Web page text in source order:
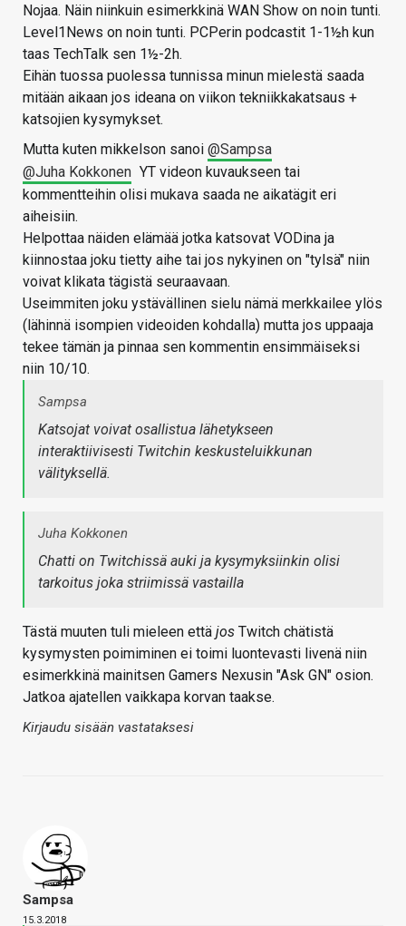
Nojaa. Näin niinkuin esimerkkinä WAN Show on noin tunti.
Level1News on noin tunti. PCPerin podcastit 1-1½h kun
taas TechTalk sen 1½-2h.
Eihän tuossa puolessa tunnissa minun mielestä saada
mitään aikaan jos ideana on viikon tekniikkakatsaus +
katsojien kysymykset.
Mutta kuten mikkelson sanoi @Sampsa
@Juha Kokkonen YT videon kuvaukseen tai
kommentteihin olisi mukava saada ne aikatägit eri
aiheisiin.
Helpottaa näiden elämää jotka katsovat VODina ja
kiinnostaa joku tietty aihe tai jos nykyinen on "tylsä" niin
voivat klikata tägistä seuraavaan.
Useimmiten joku ystävällinen sielu nämä merkkailee ylös
(lähinnä isompien videoiden kohdalla) mutta jos uppaaja
tekee tämän ja pinnaa sen kommentin ensimmäiseksi
niin 10/10.
Sampsa
Katsojat voivat osallistua lähetykseen
interaktiivisesti Twitchin keskusteluikkunan
välityksellä.
Juha Kokkonen
Chatti on Twitchissä auki ja kysymyksiinkin olisi
tarkoitus joka striimissä vastailla
Tästä muuten tuli mieleen että jos Twitch chätistä
kysymysten poimiminen ei toimi luontevasti livenä niin
esimerkkinä mainitsen Gamers Nexusin "Ask GN" osion.
Jatkoa ajatellen vaikkapa korvan taakse.
Kirjaudu sisään vastataksesi
Sampsa
15.3.2018